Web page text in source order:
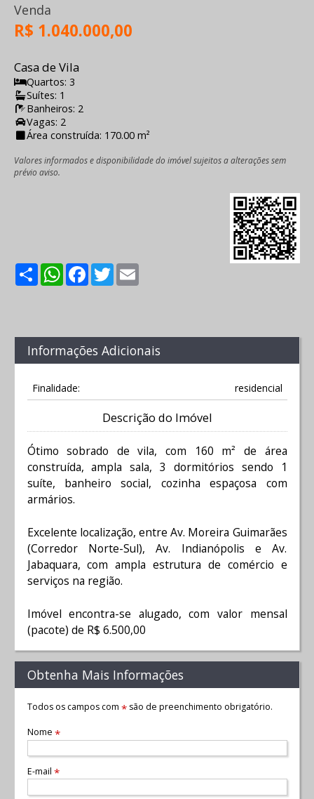
Venda
R$ 1.040.000,00
Casa de Vila
Quartos: 3
Suítes: 1
Banheiros: 2
Vagas: 2
Área construída: 170.00 m²
Valores informados e disponibilidade do imóvel sujeitos a alterações sem
prévio aviso.
ShareWhatsApp
Facebook
Twitter
Informações Adicionais
Finalidade: residencial
Descrição do Imóvel
Ótimo sobrado de vila, com 160 m² de área
construída, ampla sala, 3 dormitórios sendo 1
suíte, banheiro social, cozinha espaçosa com
armários.
Excelente localização, entre Av. Moreira Guimarães
(Corredor Norte-Sul), Av. Indianópolis e Av.
Jabaquara, com ampla estrutura de comércio e
serviços na região.
Imóvel encontra-se alugado, com valor mensal
(pacote) de R$ 6.500,00
Obtenha Mais Informações
Todos os campos com *são de preenchimento obrigatório.
Nome *
E-mail *